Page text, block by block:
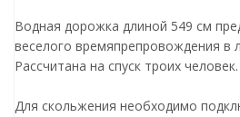
Водная дорожка длиной 549 см
веселого времяпрепровождения в
Рассчитана на спуск троих человек.
Для скольжения необходимо